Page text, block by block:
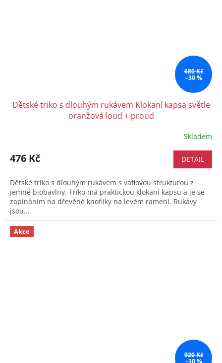
680 Kč
–30 %
Dětské triko s dlouhým rukávem Klokaní kapsa světle
oranžová loud + proud
Skladem
476 Kč DETAIL
Dětské triko s dlouhým rukávem s vaflovou strukturou z
jemné biobavlny. Triko má praktickou klokaní kapsu a je se
zapínáním na dřevěné knoflíky na levém rameni. Rukávy
jsou...
Akce
920 Kč